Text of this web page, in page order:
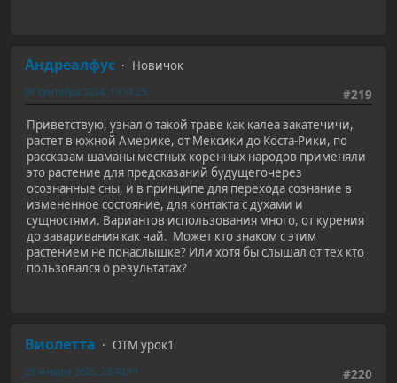
Андреалфус
Новичок
#219
09 сентября 2024, 19:14:25
Приветствую, узнал о такой траве как калеа закатечичи,
растет в южной Америке, от Мексики до Коста-Рики, по
рассказам шаманы местных коренных народов применяли
это растение для предсказаний будущегочерез
осознанные сны, и в принципе для перехода сознание в
измененное состояние, для контакта с духами и
сущностями. Вариантов использования много, от курения
до заваривания как чай. Может кто знаком с этим
растением не понаслышке? Или хотя бы слышал от тех кто
пользовался о результатах?
Виолетта
ОТМ урок1
#220
28 января 2025, 23:40:19